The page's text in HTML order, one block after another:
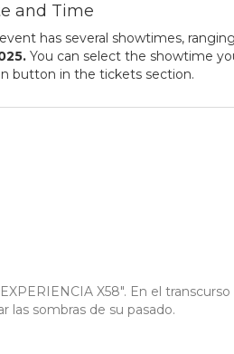
and Time
has several showtimes,
.You can select the showtime
button in the tickets section.
X58". En el
las sombras de su pasado.